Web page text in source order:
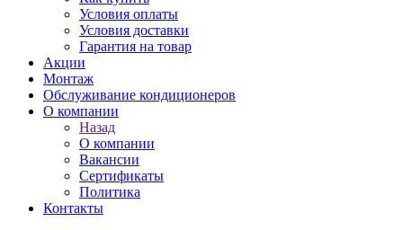
Условия оплаты
Условия доставки
Гарантия на товар
Акции
Монтаж
Обслуживание кондиционеров
О компании
Назад
О компании
Вакансии
Сертификаты
Политика
Контакты